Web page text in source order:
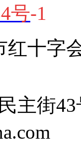
号-1
十字
主街